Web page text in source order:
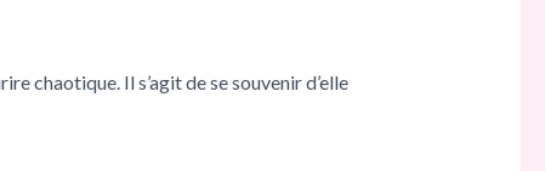
chaotique. Il s’agit de se souvenir d’elle